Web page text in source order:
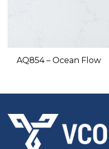
AQ854 – Ocean Flow